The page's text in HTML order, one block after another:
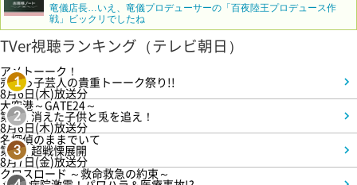
竜儀店長…いえ、竜儀プロデューサーの「百夜陸王プロデュース作
戦」ビックリでしたね
TVer視聴ランキング（テレビ朝日）
1
アメトーーク！
売れっ子芸人の貴重トーーク祭り!!
8月6日(木)放送分
2
大空港～GATE24～
第3話 消えた子供と兎を追え！
8月6日(木)放送分
3
名探偵のままでいて
第4話 超戦慄展開
8月7日(金)放送分
クロスロード ～救命救急の約束～